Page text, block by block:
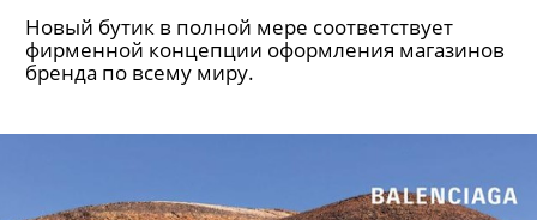
Новый бутик в полной мере соответствует
фирменной концепции оформления магазинов
бренда по всему миру.